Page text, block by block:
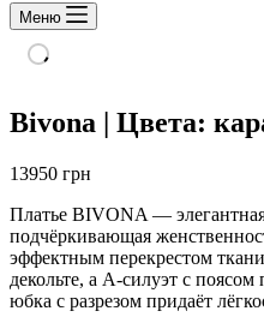
Меню
Bivona | Цвета:
13950 грн
Платье BIVONA —
подчёркивающая
эффектным перекрестом
декольте, а А-силуэт с
юбка с разрезом придаёт